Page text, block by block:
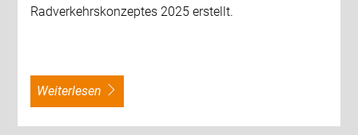
Radverkehrskonzeptes 2025 erstellt.
weiterlesen